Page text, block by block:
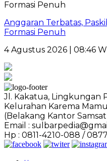
Anggaran Terbatas,
Formasi Penuh
4 Agustus 2026 | 08:46
Jl. Kakatua, Lingkungan
Kelurahan Karema
(Belakang Kantor
Email :
Hp : 0811-4210-088 /